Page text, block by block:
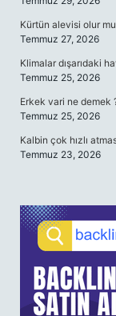
Kürtün alevisi olur
Temmuz 27, 2026
Klimalar dışarıdaki
Temmuz 25, 2026
Erkek vari ne demek
Temmuz 25, 2026
Kalbin çok hızlı
Temmuz 23, 2026